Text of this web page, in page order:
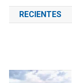
RECIENTES